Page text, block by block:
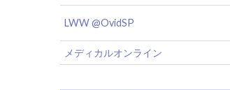
LWW @OvidSP
メディカルオンライン